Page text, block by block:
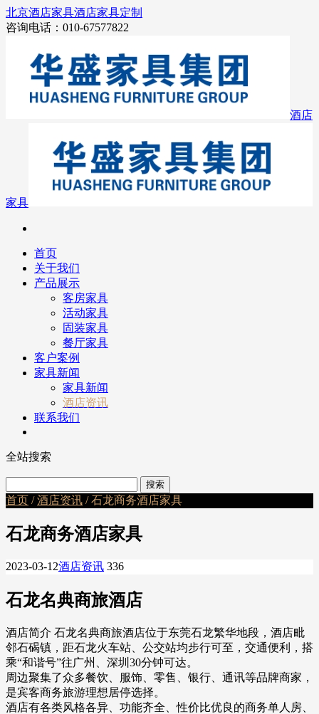
北京酒店家具酒店家具定制
咨询电话：010-67577822
酒店
家具
首页
关于我们
产品展示
客房家具
活动家具
固装家具
餐厅家具
客户案例
家具新闻
家具新闻
酒店资讯
联系我们
全站搜索
首页 /酒店资讯 / 石龙商务酒店家具
石龙商务酒店家具
2023-03-12酒店资讯 336
石龙名典商旅酒店
酒店简介 石龙名典商旅酒店位于东莞石龙繁华地段，酒店毗
邻石碣镇，距石龙火车站、公交站均步行可至，交通便利，搭
乘“和谐号”往广州、深圳30分钟可达。
周边聚集了众多餐饮、服饰、零售、银行、通讯等品牌商家，
是宾客商务旅游理想居停选择。
酒店有各类风格各异、功能齐全、性价比优良的商务单人房、